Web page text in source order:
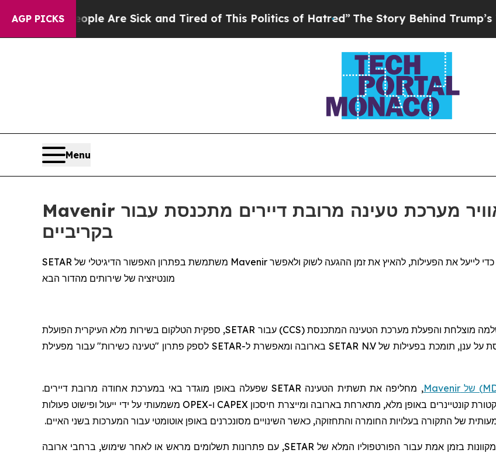
AGP PICKS
“People Are Sick and Tired of This Politics of Hatred”The Story Behind Trump’s
Menu
Mavenir העלתה לאוויר מערכת טעינה מרובת דיירים מתכנסת עבור SETAR הפועלת
בקריביים
SETAR משתמשת בפתרון האפשור הדיגיטלי של Mavenir כדי ליישם מערכת חיוב אחודה, מרובת דיירים מוכנה לעתיד, כדי לייעל את הפעילות, להאיץ את זמן ההגעה לשוק ולאפשר
מונטיזציה של שירותים מהדור הבא
מוצלחת והפעלת מערכת הטעינה המתכנסת (CCS) עבור SETAR, ספקית הטלקום בשירות מלא העיקרית הפועלת
על ענן, תומכת בפעילות שלSETAR N.V בארובה ומאפשרת ל-SETAR לספק פתרון "טעינה כשירות" עבור מפעילת
) שלMavenir, מחליפה את תשתית הטעינה SETAR שפעלה באופן מוגדר באי במערכת אחודה מרובת דיירים.
קונטיינרים באופן מלא, מתארחת בארובה ומייצרת חיסכון CAPEX ו-OPEX משמעותי על ידי ייעול ופישוט פעולות
של התקורה בעלויות החומרה והתחזוקה, כאשר השינויים מסונכרנים באופן אוטומטי עבור המערכות בשני האיים.
בזמן אמת עבור הפורטפוליו המלא של SETAR, עם פתרונות תשלומים מראש או לאחר שימוש, ברחבי ארובה